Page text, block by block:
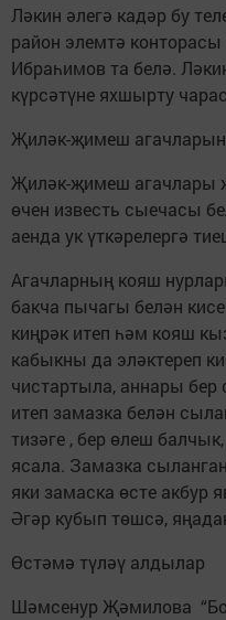
Ләкин әлегә кадәр бу
район элемтә
Ибраһимов та белә.
күрсәтүне яхшырту
Җиләк-җимеш
Җиләк-җимеш агачлары
өчен известь сыечасы
аенда ук үткәрелергә
Агачларның кояш
бакча пычагы белән
киңрәк итеп һәм кояш
кабыкны да эләктереп
чистартыла, аннары
итеп замазка белән
тизәге , бер өлеш
ясала. Замазка
яки замаска өсте акбур
Әгәр кубып төшсә,
Өстәмә түләү алдылар
Шәмсенур Җәмилова